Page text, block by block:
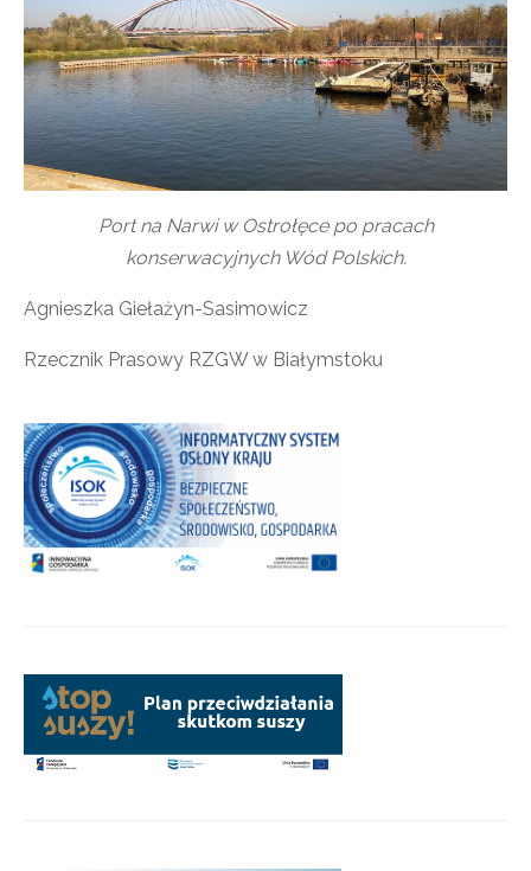
Port na Narwi w Ostrołęce po pracach
konserwacyjnych Wód Polskich.
Agnieszka Giełażyn-Sasimowicz
Rzecznik Prasowy RZGW w Białymstoku